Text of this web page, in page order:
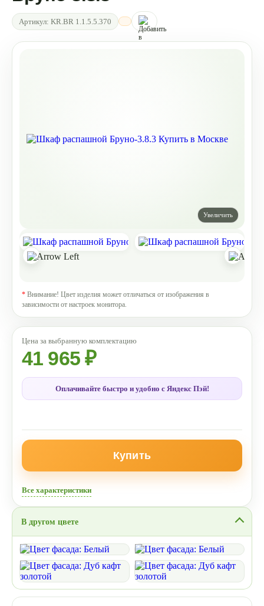
Артикул: KR.BR 1.1.5.5.370
* Внимание! Цвет изделия может отличаться от изображения в
зависимости от настроек монитора.
41 965 ₽
Оплачивайте быстро и удобно с Яндекс Пэй!
Купить
Все характеристики
В другом цвете